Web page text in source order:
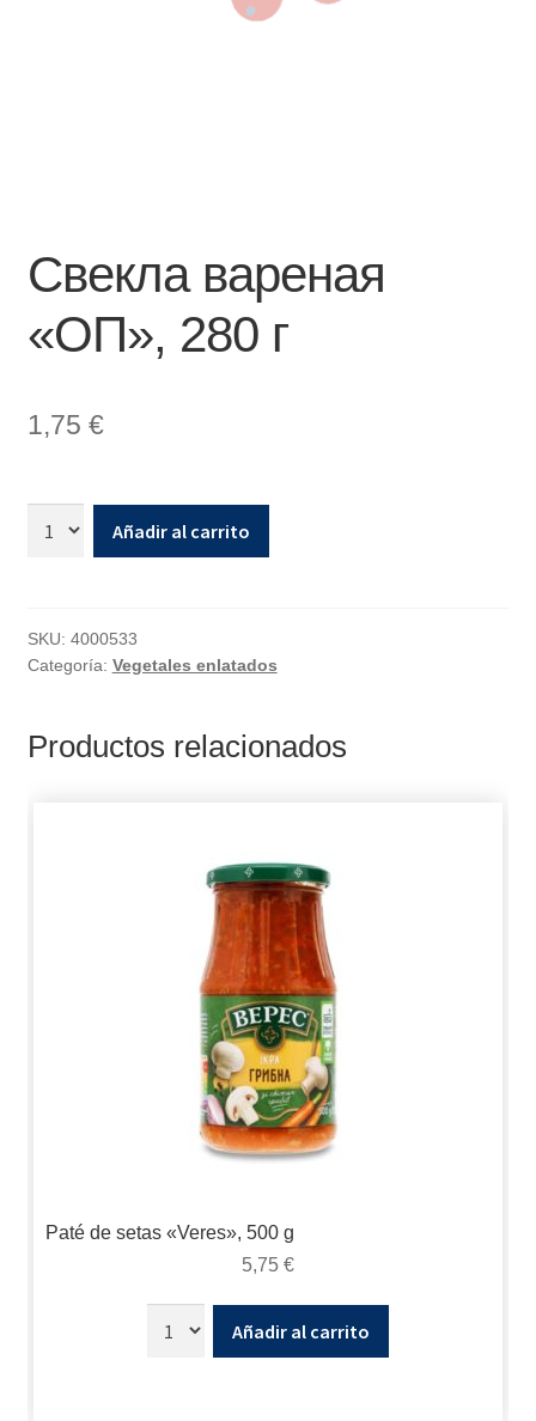
Свекла вареная
«ОП», 280 г
1,75 €
Añadir al carrito
SKU: 4000533
Categoría: Vegetales enlatados
Productos relacionados
Paté de setas «Veres», 500 g
5,75 €
Añadir al carrito